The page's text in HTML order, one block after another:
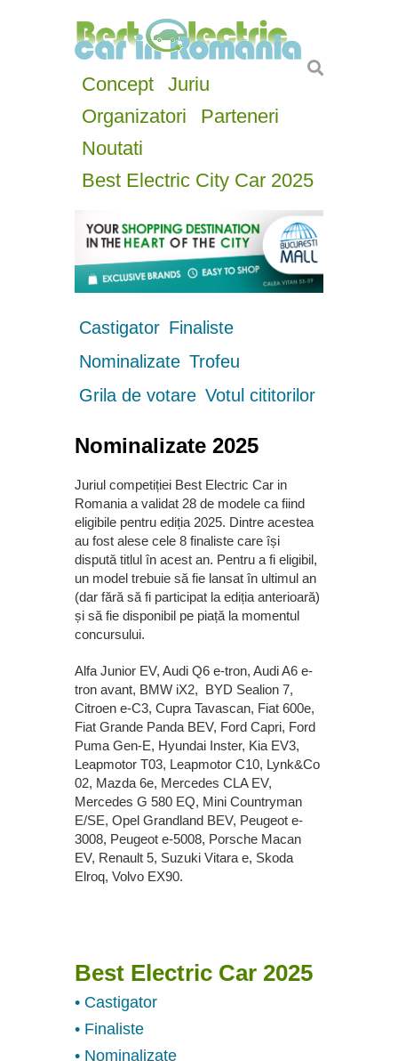
Concept
Juriu
Organizatori
Parteneri
Noutati
Best Electric City Car 2025
Castigator Finaliste
Nominalizate Trofeu
Grila de votare Votul cititorilor
Nominalizate 2025
Juriul competiției Best Electric Car in
Romania a validat 28 de modele ca fiind
eligibile pentru ediția 2025. Dintre acestea
au fost alese cele 8 finaliste care își
dispută titlul în acest an. Pentru a fi eligibil,
un model trebuie să fie lansat în ultimul an
(dar fără să fi participat la ediția anterioară)
și să fie disponibil pe piață la momentul
concursului.
Alfa Junior EV, Audi Q6 e-tron, Audi A6 e-
tron avant, BMW iX2, BYD Sealion 7,
Citroen e-C3, Cupra Tavascan, Fiat 600e,
Fiat Grande Panda BEV, Ford Capri, Ford
Puma Gen-E, Hyundai Inster, Kia EV3,
Leapmotor T03, Leapmotor C10, Lynk&Co
02, Mazda 6e, Mercedes CLA EV,
Mercedes G 580 EQ, Mini Countryman
E/SE, Opel Grandland BEV, Peugeot e-
3008, Peugeot e-5008, Porsche Macan
EV, Renault 5, Suzuki Vitara e, Skoda
Elroq, Volvo EX90.
Best Electric Car 2025
• Castigator
• Finaliste
• Nominalizate